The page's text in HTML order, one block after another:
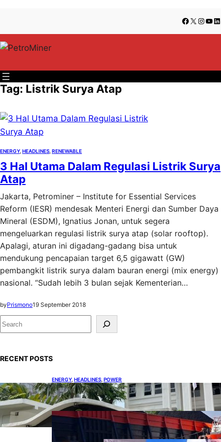
konten
content
Facebook
X
Tag: Listrik Surya Atap
ENERGY, HEADLINES RENEWABLE
3 Hal Utama Dalam Regulasi Listrik Surya
Atap
Jakarta, Petrominer – Institute for Essential Services
Reform (IESR) mendesak Menteri Energi dan Sumber Daya
Mineral (ESDM), Ignatius Jonan, untuk segera
mengeluarkan regulasi listrik surya atap (solar rooftop).
Apalagi, aturan ini digadang-gadang bisa untuk
mendukung pencapaian target 6,5 gigawatt (GW)
pembangkit listrik surya dalam bauran energi (mix energy)
nasional. “Sudah lebih 3 bulan sejak Kementerian…
byPrismono19 September 2018
S
e
r
h
RECENT POSTS
ENERGY, HEADLINES POWER
Koalisi Bersihkan Indonesia Ajukan Banding
atas Putusan Gugatan RUPTL
COAL, HEADLINES, MINING
Lelang Batubara Sitaan, Negara
Dapat Lebih dari Rp 20 Miliar
DOWNSTREAM ,